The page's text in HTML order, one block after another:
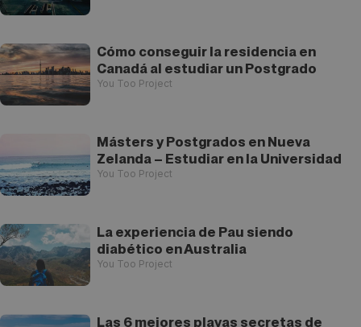
Cómo conseguir la residencia en
Canadá al estudiar un Postgrado
You Too Project
Másters y Postgrados en Nueva
Zelanda – Estudiar en la Universidad
You Too Project
La experiencia de Pau siendo
diabético en Australia
You Too Project
Las 6 mejores playas secretas de